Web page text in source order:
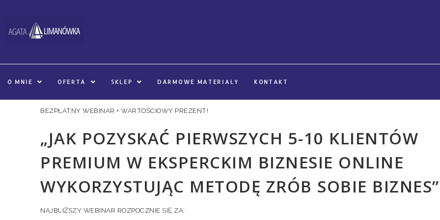
O MNIE OFERTA SKLEP DARMOWE MATERIAŁY KONTAKT
BEZPŁATNY WEBINAR + WARTOŚCIOWY PREZENT!
„JAK POZYSKAĆ PIERWSZYCH 5-10 KLIENTÓW
PREMIUM W EKSPERCKIM BIZNESIE ONLINE
WYKORZYSTUJĄC METODĘ ZRÓB SOBIE BIZNES”
NAJBLIŻSZY WEBINAR ROZPOCZNIE SIĘ ZA: